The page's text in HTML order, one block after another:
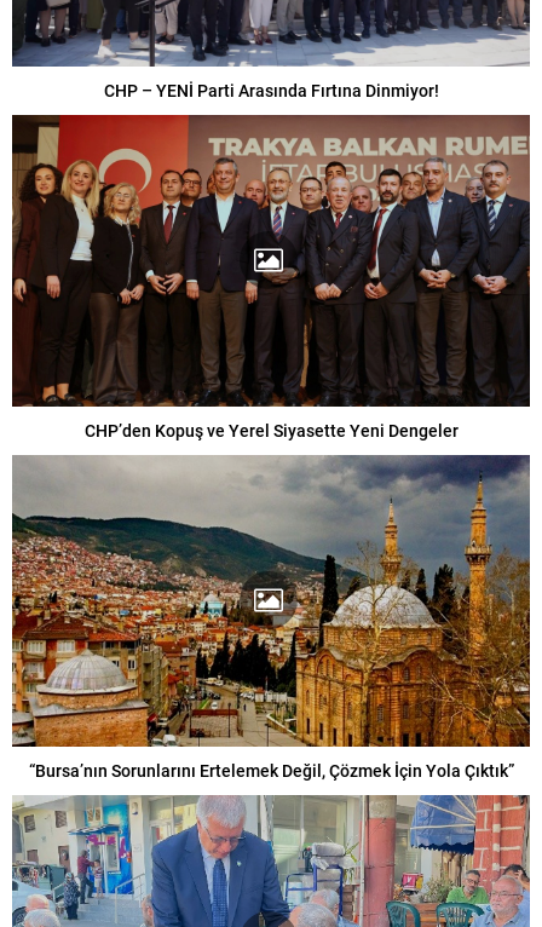
CHP – YENİ Parti Arasında Fırtına Dinmiyor!
CHP’den Kopuş ve Yerel Siyasette Yeni Dengeler
“Bursa’nın Sorunlarını Ertelemek Değil, Çözmek İçin Yola Çıktık”